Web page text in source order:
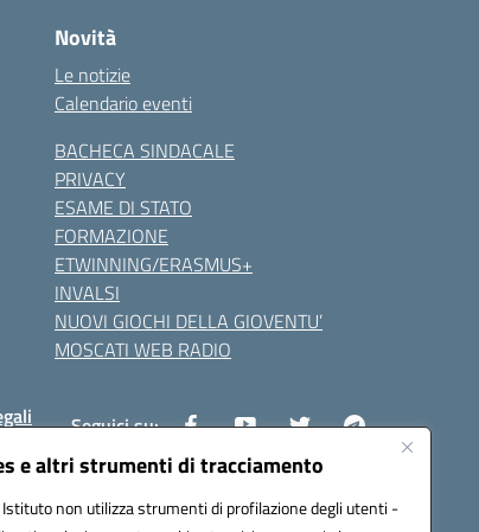
e altri strumenti di tracciamento
non utilizza strumenti di profilazione degli utenti -
Novità
Le notizie
Calendario eventi
BACHECA SINDACALE
PRIVACY
ESAME DI STATO
FORMAZIONE
ETWINNING/ERASMUS+
INVALSI
NUOVI GIOCHI DELLA GIOVENTU’
MOSCATI WEB RADIO
Seguici su: